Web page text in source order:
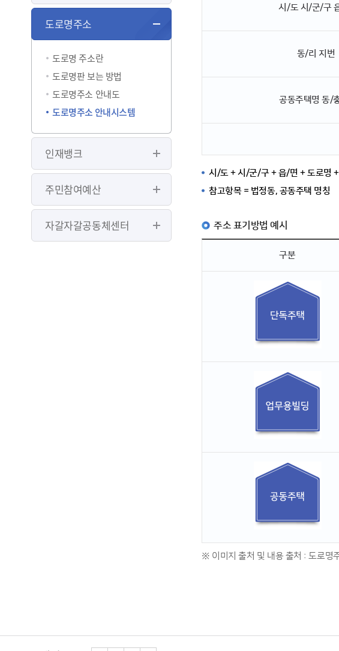
도로명주소
도로명 주소란
도로명판 보는 방법
도로명주소 안내도
도로명주소 안내시스템
인재뱅크
주민참여예산
자갈자갈공동체센터
시/도 시/군/구
동/리 지번
공동주택명 동/
시/도 + 시/군/구 + 읍/면 + 도로명
참고항목 = 법정동, 공동주택 명칭
주소 표기방법 예시
구분
※ 이미지 출처 및 내용 출처 : 도로명